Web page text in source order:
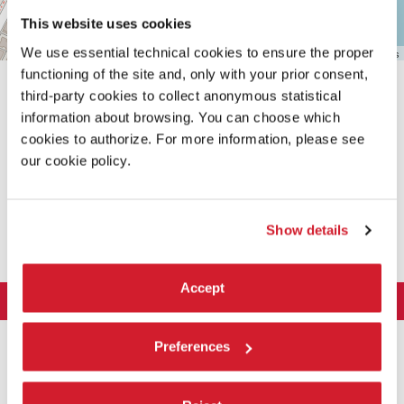
This website uses cookies
We use essential technical cookies to ensure the proper
functioning of the site and, only with your prior consent,
third-party cookies to collect anonymous statistical
information about browsing. You can choose which
cookies to authorize. For more information, please see
our cookie policy.
Show details
Accept
Preferences
Leaflet| ©OpenStreetMapcontributors
Storia
Esposizione
ARCHITETTURA 2027